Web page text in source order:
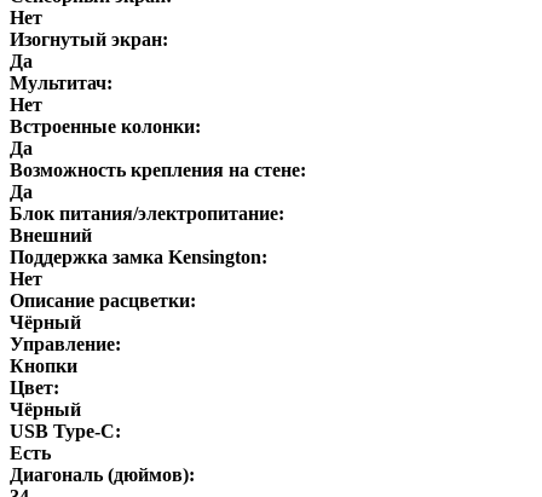
Нет
Изогнутый экран:
Да
Мультитач:
Нет
Встроенные колонки:
Да
Возможность крепления на стене:
Да
Блок питания/электропитание:
Внешний
Поддержка замка Kensington:
Нет
Описание расцветки:
Чёрный
Управление:
Кнопки
Цвет:
Чёрный
USB Type-C:
Есть
Диагональ (дюймов):